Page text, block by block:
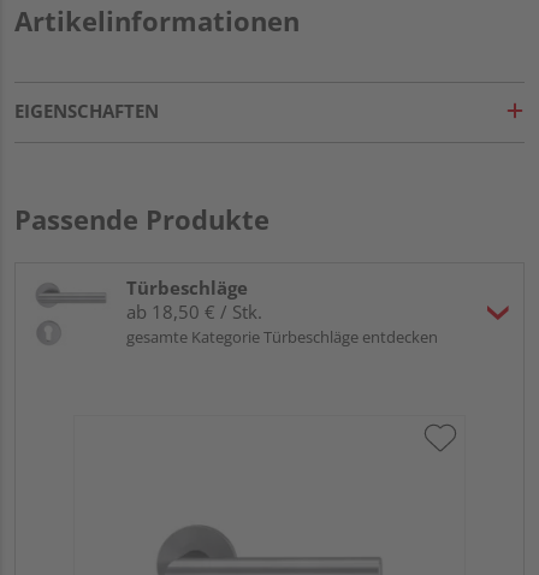
Artikelinformationen
EIGENSCHAFTEN
Passende Produkte
Türbeschläge
ab 18,50 € / Stk.
gesamte Kategorie Türbeschläge entdecken